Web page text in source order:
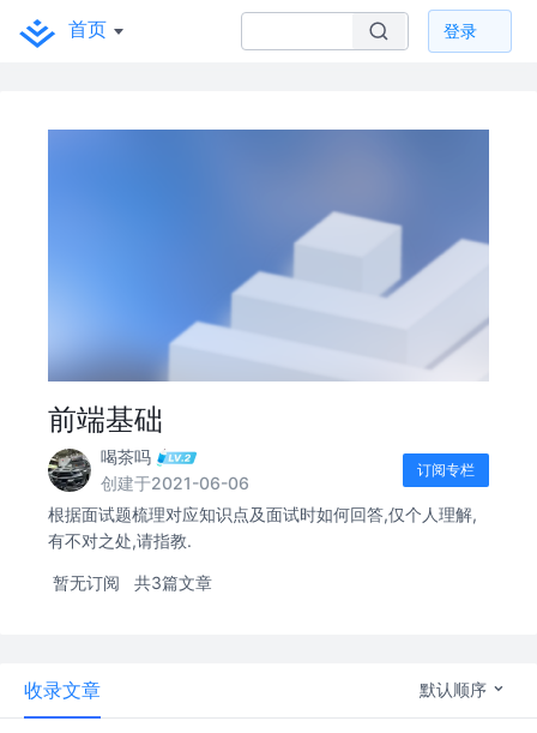
首页 登录
前端基础
喝茶吗
创建于2021-06-06
订阅专栏
根据面试题梳理对应知识点及面试时如何回答,仅个人理解,
有不对之处,请指教.
暂无订阅 共3篇文章
收录文章 默认顺序